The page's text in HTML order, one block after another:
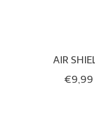
AIR
€9,99